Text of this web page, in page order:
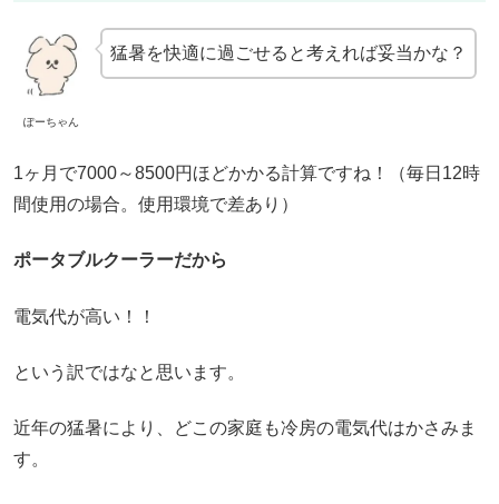
ぽーちゃん
猛暑を快適に過ごせると考えれば妥当かな？
1ヶ月で7000～8500円ほどかかる計算ですね！（毎日12時
間使用の場合。使用環境で差あり）
ポータブルクーラーだから
電気代が高い！！
という訳ではなと思います。
近年の猛暑により、どこの家庭も冷房の電気代はかさみま
す。